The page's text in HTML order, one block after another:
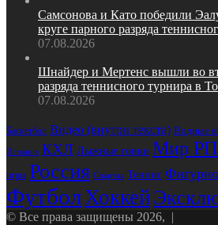
Самсонова и Като победили
круге парного разряда
07.08.2026
Шнайдер и Мертенс вышли во
разряда теннисного турнира в
07.08.2026
Баскетбол Видео (внутри текста) Водные
Испания КХЛ Лыжные гонки Мир
игры Россия Спартак Теннис
ФутболХоккей
© Все права защищены 2026, |